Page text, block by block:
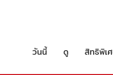
วันนี้ ดู สิทธิพิเ